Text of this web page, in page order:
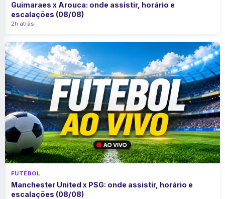
Guimaraes x Arouca: onde assistir, horário e
escalações (08/08)
2h atrás
FUTEBOL
Manchester United x PSG: onde assistir, horário e
escalações (08/08)